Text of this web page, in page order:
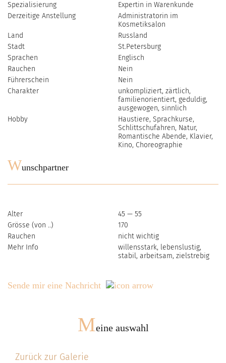
Spezialisierung
Expertin in Warenkunde
Derzeitige Anstellung
Administratorin im
Kosmetiksalon
Land
Russland
Stadt
St.Petersburg
Sprachen
Englisch
Rauchen
Nein
Führerschein
Nein
Charakter
unkompliziert, zärtlich,
familienorientiert, geduldig,
ausgewogen, sinnlich
Hobby
Haustiere, Sprachkurse,
Schlittschufahren, Natur,
Romantische Abende, Klavier,
Kino, Choreographie
Wunschpartner
Alter
45 — 55
Grösse (von ..)
170
Rauchen
nicht wichtig
Mehr Info
willensstark, lebenslustig,
stabil, arbeitsam, zielstrebig
Sende mir eine Nachricht
Meine auswahl
Zurück zur Galerie